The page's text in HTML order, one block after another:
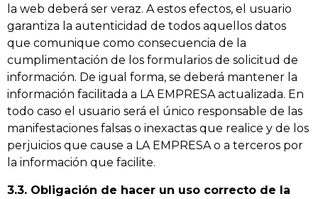
la web deberá ser veraz. A estos efectos, el usuario
garantiza la autenticidad de todos aquellos datos
que comunique como consecuencia de la
cumplimentación de los formularios de solicitud de
información. De igual forma, se deberá mantener la
información facilitada a LA EMPRESA actualizada. En
todo caso el usuario será el único responsable de las
manifestaciones falsas o inexactas que realice y de los
perjuicios que cause a LA EMPRESA o a terceros por
la información que facilite.
3.3. Obligación de hacer un uso correcto de la